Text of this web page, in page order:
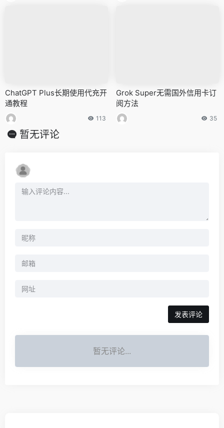
ChatGPT Plus长期使用代充开
通教程
113
Grok Super无需国外信用卡订
阅方法
35
暂无评论
暂无评论...